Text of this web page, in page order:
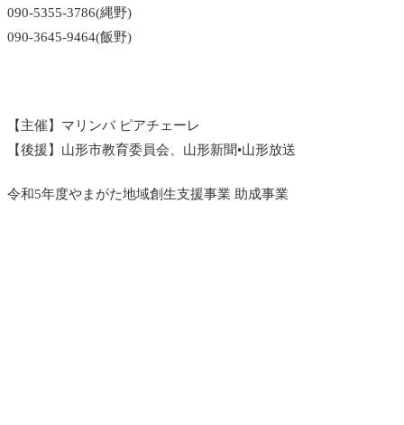
090-5355-3786(縄野)
090-3645-9464(飯野)
【主催】マリンバ ピアチェーレ
【後援】山形市教育委員会、山形新聞•山形放送
令和5年度やまがた地域創生支援事業 助成事業